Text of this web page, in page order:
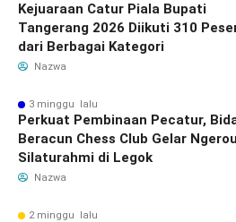
Kejuaraan Catur Piala Bupati
Tangerang 2026 Diikuti 310
dari Berbagai Kategori
Nazwa
3 minggu lalu
Perkuat Pembinaan Pecatur,
Beracun Chess Club Gelar
Silaturahmi di Legok
Nazwa
2 minggu lalu